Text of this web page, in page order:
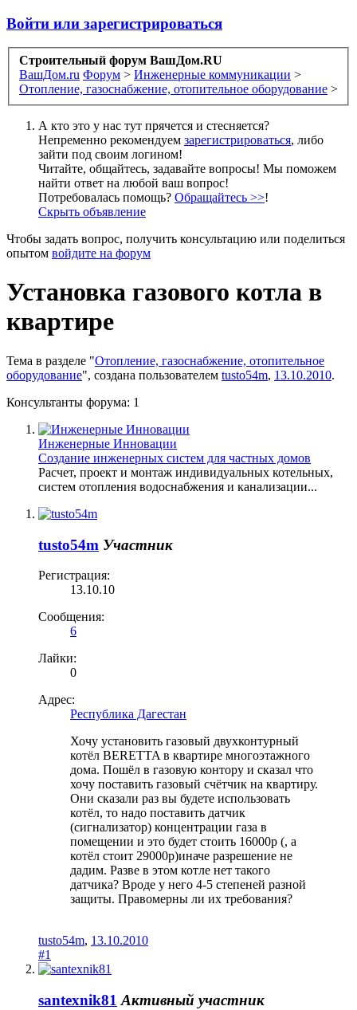
Войти или зарегистрироваться
Строительный форум ВашДом.RU
ВашДом.ru Форум > Инженерные коммуникации >
Отопление, газоснабжение, отопительное оборудование >
А кто это у нас тут прячется и стесняется?
Непременно рекомендуем зарегистрироваться, либо
зайти под своим логином!
Читайте, общайтесь, задавайте вопросы! Мы поможем
найти ответ на любой ваш вопрос!
Потребовалась помощь? Обращайтесь >>!
Скрыть объявление
Чтобы задать вопрос, получить консультацию или поделиться
опытом войдите на форум
Установка газового котла в
квартире
Тема в разделе "Отопление, газоснабжение, отопительное
оборудование", создана пользователем tusto54m, 13.10.2010.
Консультанты форума: 1
Инженерные Инновации
Создание инженерных систем для частных домов
Расчет, проект и монтаж индивидуальных котельных,
систем отопления водоснабжения и канализации...
tusto54m Участник
Регистрация:
13.10.10
Сообщения:
6
Лайки:
0
Адрес:
Республика Дагестан
Хочу установить газовый двухконтурный
котёл BERETTA в квартире многоэтажного
дома. Пошёл в газовую контору и сказал что
хочу поставить газовый счётчик на квартиру.
Они сказали раз вы будете использовать
котёл, то надо поставить датчик
(сигнализатор) концентрации газа в
помещении и это будет стоить 16000р (, а
котёл стоит 29000р)иначе разрешение не
дадим. Разве в этом котле нет такого
датчика? Вроде у него 4-5 степеней разной
защиты. Правомерны ли их требования?
tusto54m, 13.10.2010
#1
santexnik81 Активный участник